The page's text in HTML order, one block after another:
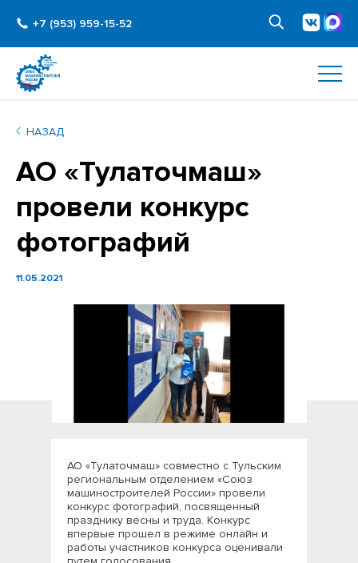
+7 (953) 959-15-52
НАЗАД
АО «Тулаточмаш»
провели конкурс
фотографий
11.05.2021
АО «Тулаточмаш» совместно с Тульским
региональным отделением «Союз
машиностроителей России» провели
конкурс фотографий, посвященный
празднику весны и труда. Конкурс
впервые прошел в режиме онлайн и
работы участников конкурса оценивали